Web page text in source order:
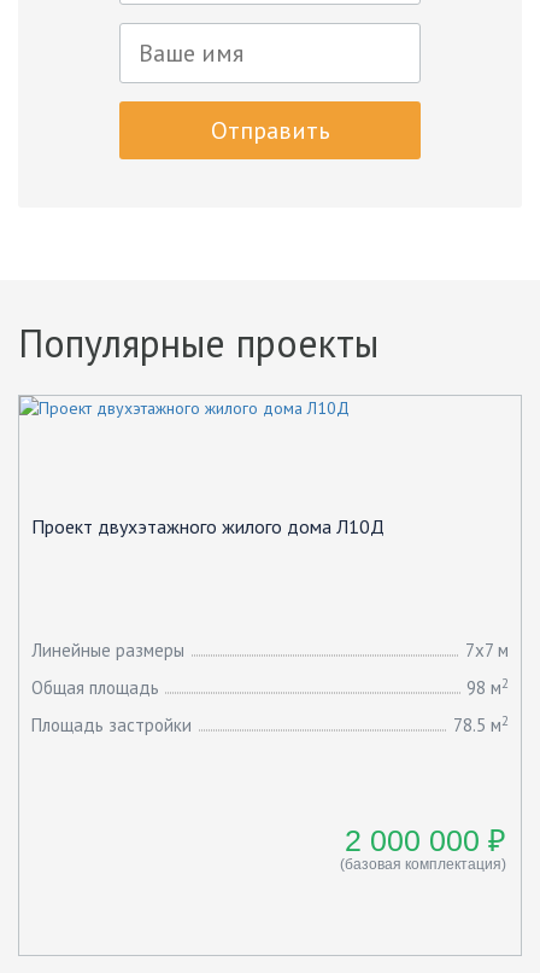
Отправить
Популярные проекты
Проект двухэтажного жилого дома Л10Д
Линейные размеры
7х7 м
Общая площадь
98 м2
Площадь застройки 78.5 м2
2 000 000 ₽
(базовая комплектация)